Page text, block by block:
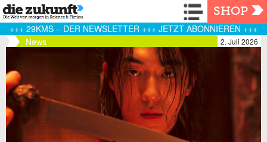
Navigation
SHOP
+++ 29KMS – DER NEWSLETTER +++ JETZT ABONNIEREN +++
News
2. Juli 2026